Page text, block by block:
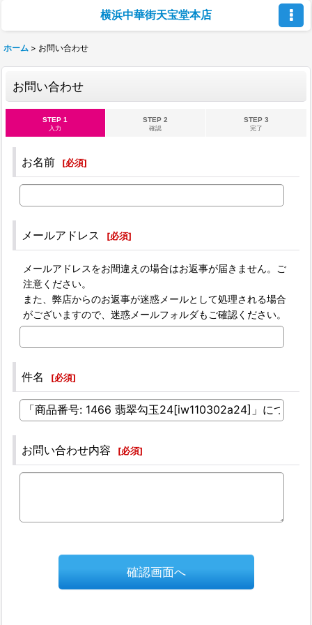
横浜中華街天宝堂本店
ホーム > お問い合わせ
お問い合わせ
STEP 1
入力
STEP 2
確認
STEP 3
完了
お名前 [必須]
メールアドレス [必須]
メールアドレスをお間違えの場合はお返事が届きません。ご
注意ください。
また、弊店からのお返事が迷惑メールとして処理される場合
がございますので、迷惑メールフォルダもご確認ください。
件名 [必須]
お問い合わせ内容 [必須]
確認画面へ